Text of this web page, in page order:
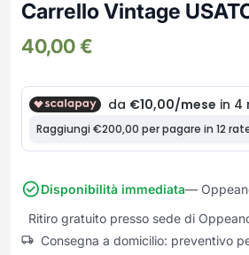
Frullatori
Macchine caffe e capsule
Robot Da Cucina
Sbattitori
Spremiagrumi e Centrifughe
Tostapane
Tritacarne
Tritaverdure elettrici
Lampade da parete
Lampade da tavolo
Mobili
SOGGIORNO
Complementi Soggiorno
Sedie e Sgabelli
Soggiorni e Pareti
Tavoli e Tavolini
UFFICIO
Mobili
Moduli
Carrello Vintage
40,00€
Disponibilità immediata—
Ritiro gratuito presso sede di
Consegna a domicilio: preventivo